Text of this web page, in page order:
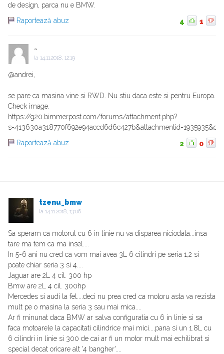
de design, parca nu e BMW.
Raportează abuz
4 1
~
la 14.11.2018, 12:19
@andrei,
se pare ca masina vine si RWD. Nu stiu daca este si pentru Europa.
Check image.
https://g20.bimmerpost.com/forums/attachment.php?
Raportează abuz
2 0
tzenu_bmw
la 14.11.2018, 13:06
Sa speram ca motorul cu 6 in linie nu va disparea niciodata...insa
tare ma tem ca ma insel....
In 5-6 ani nu cred ca vom mai avea 3L 6 cilindri pe seria 1,2 si
poate chiar seria 3 si 4....
Jaguar are 2L 4 cil. 300 hp
Bmw are 2L 4 cil. 300hp
Mercedes si audi la fel....deci nu prea cred ca motoru asta va rezista
mult pe o masina la seria 3 sau mai mica....
Ar fi minunat daca BMW ar salva configuratia cu 6 in linie si sa
faca motoarele la capacitati cilindrice mai mici....pana si un 1.8L cu
6 cilindri in linie si 300 de cai ar fi un motor mult mai echilibrat si
special decat oricare alt '4 bangher'....